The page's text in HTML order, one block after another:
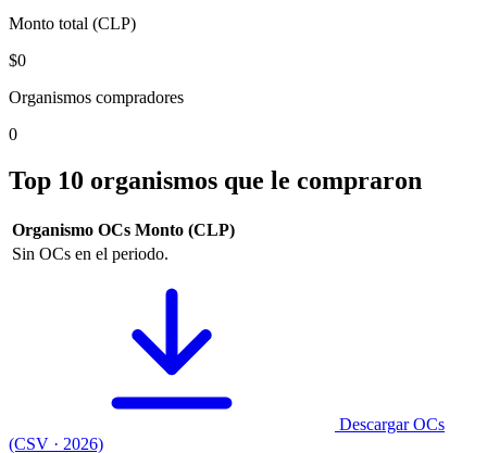
Monto total (CLP)
$0
Organismos compradores
0
Top 10 organismos que le compraron
Organismo OCs Monto (CLP)
Sin OCs en el periodo.
Descargar OCs
(CSV · 2026)